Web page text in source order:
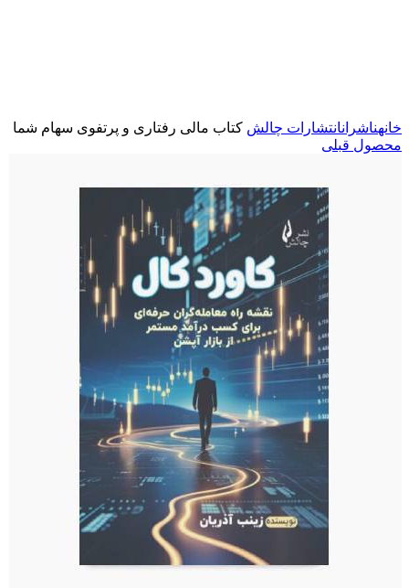
خانهناشرانانتشارات چالش کتاب مالی رفتاری و پرتفوی سهام شما
محصول قبلی